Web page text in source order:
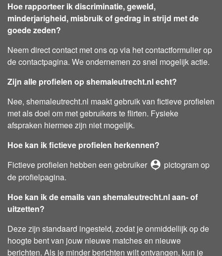
Hoe rapporteer ik discriminatie, geweld,
minderjarigheid, misbruik of gedrag in strijd met de
goede zeden?
Neem direct contact met ons op via het contactformulier op
de contactpagina. We ondernemen zo snel mogelijk actie.
Zijn alle profielen op shemaleutrecht.nl echt?
Nee, shemaleutrecht.nl maakt gebruik van fictieve profielen
met als doel om met gebruikers te flirten. Fysieke
afspraken hiermee zijn niet mogelijk.
Hoe kan ik fictieve profielen herkennen?
Fictieve profielen hebben een gebruiker person_pin pictogram op
de profielpagina.
Hoe kan ik de emails van shemaleutrecht.nl aan- of
uitzetten?
Deze zijn standaard ingesteld, zodat je onmiddellijk op de
hoogte bent van jouw nieuwe matches en nieuwe
berichten. Als je minder berichten wilt ontvangen, kun je